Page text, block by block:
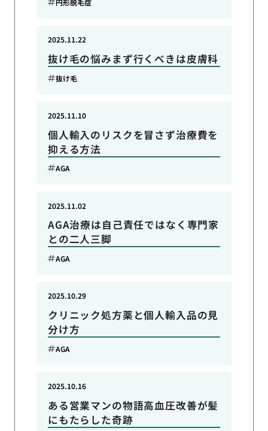
円形脱毛症
抜け毛の悩みまず行くべきは皮膚科
2025.11.22
抜け毛
個人輸入のリスクを冒さず治療費を
抑える方法
2025.11.10
AGA
AGA治療は自己責任ではなく専門家
との二人三脚
2025.11.02
AGA
クリニック処方薬と個人輸入品の見
分け方
2025.10.29
AGA
ある営業マンの物語高血圧改善が髪
にもたらした奇跡
2025.10.16